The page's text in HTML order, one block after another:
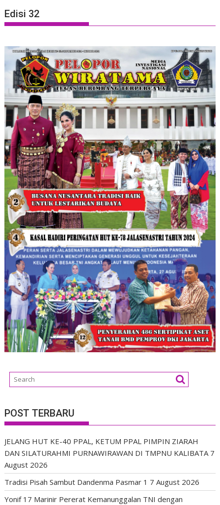
Edisi 32
POST TERBARU
JELANG HUT KE-40 PPAL, KETUM PPAL PIMPIN ZIARAH
DAN SILATURAHMI PURNAWIRAWAN DI TMPNU KALIBATA 7
August 2026
Tradisi Pisah Sambut Dandenma Pasmar 1 7 August 2026
Yonif 17 Marinir Pererat Kemanunggalan TNI dengan